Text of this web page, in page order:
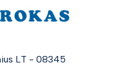
LT - 08345